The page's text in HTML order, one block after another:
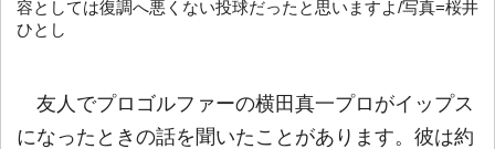
容としては復調へ悪くない投球だったと思いますよ/写真=桜井
ひとし
友人でプロゴルファーの横田真一プロがイップス
になったときの話を聞いたことがあります。彼は約